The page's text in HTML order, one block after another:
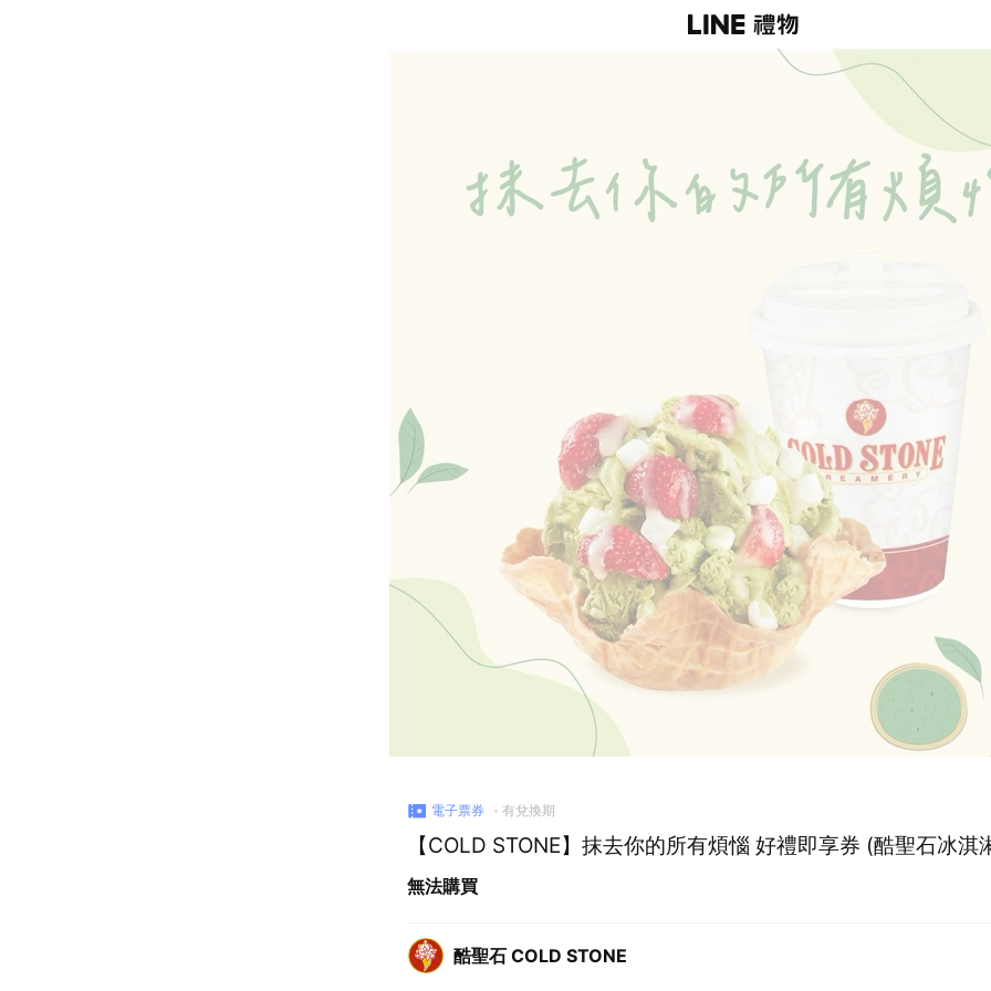
電子票券 有兌換期
【COLD STONE】抹去你的所有煩惱 好禮即享券 (酷聖石冰淇
無法購買
酷聖石 COLD STONE